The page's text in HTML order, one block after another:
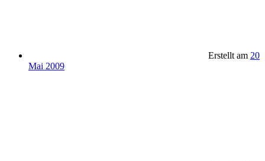
Erstellt am 20
Mai 2009